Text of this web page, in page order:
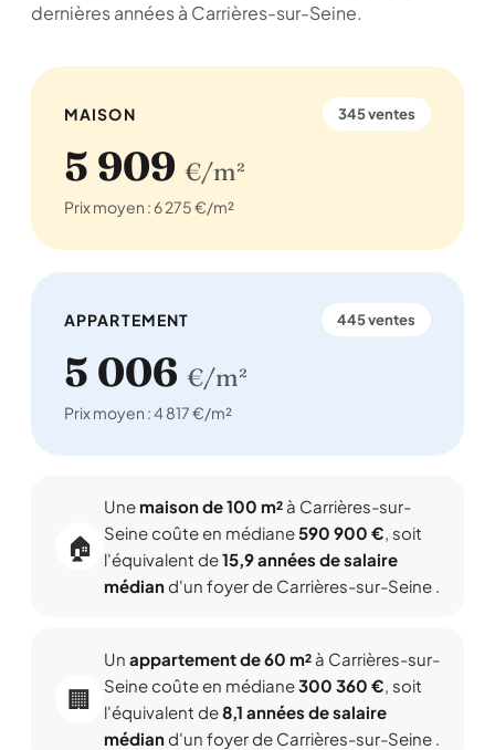
dernières années à Carrières-sur-Seine.
MAISON 345 ventes
5 909 €/m²
Prix moyen : 6 275 €/m²
APPARTEMENT 445 ventes
5 006 €/m²
Prix moyen : 4 817 €/m²
🏠
Une maison de 100 m² à Carrières-sur-
Seine coûte en médiane590 900 €, soit
l'équivalent de15,9 années de salaire
médiand'un foyer de Carrières-sur-Seine .
🏢
Un appartement de 60 m² à Carrières-sur-
Seine coûte en médiane300 360 €, soit
l'équivalent de8,1 années de salaire
médiand'un foyer de Carrières-sur-Seine .